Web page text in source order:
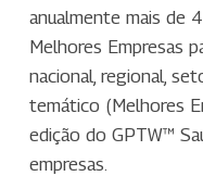
anualmente mais de
Melhores Empresas
nacional, regional,
temático (Melhores
edição do GPTW™
empresas.